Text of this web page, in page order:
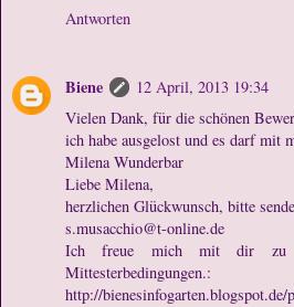
Antworten
Biene
12 April, 2013 19:34
Vielen Dank, für die schönen
ich habe ausgelost und es darf mit
Milena Wunderbar
Liebe Milena,
herzlichen Glückwunsch, bitte
s.musacchio@t-online.de
Ich freue mich mit dir zu
Mittesterbedingungen.:
http://